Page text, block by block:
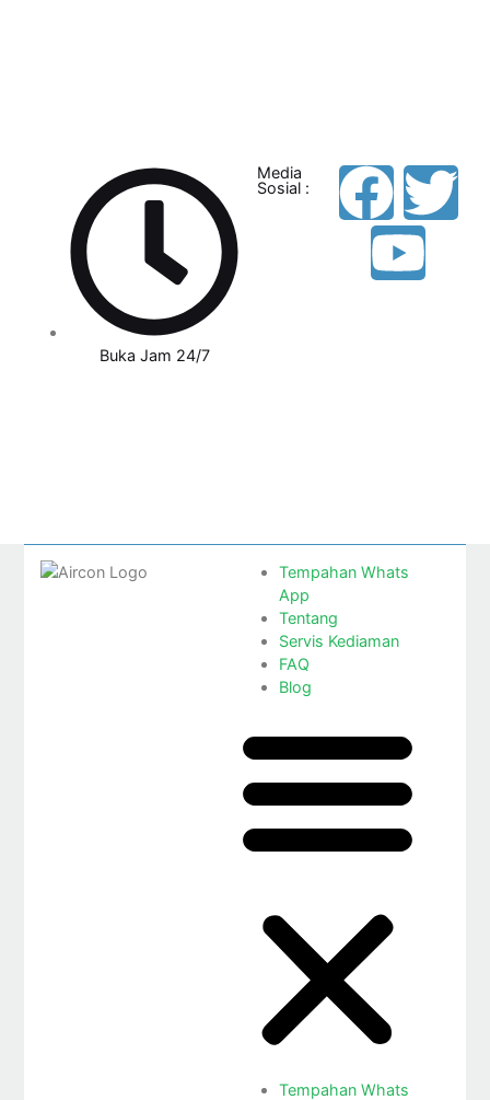
Buka Jam 24/7
Media
Sosial :
Tempahan Whats
App
Tentang
Servis Kediaman
FAQ
Blog
Tempahan Whats